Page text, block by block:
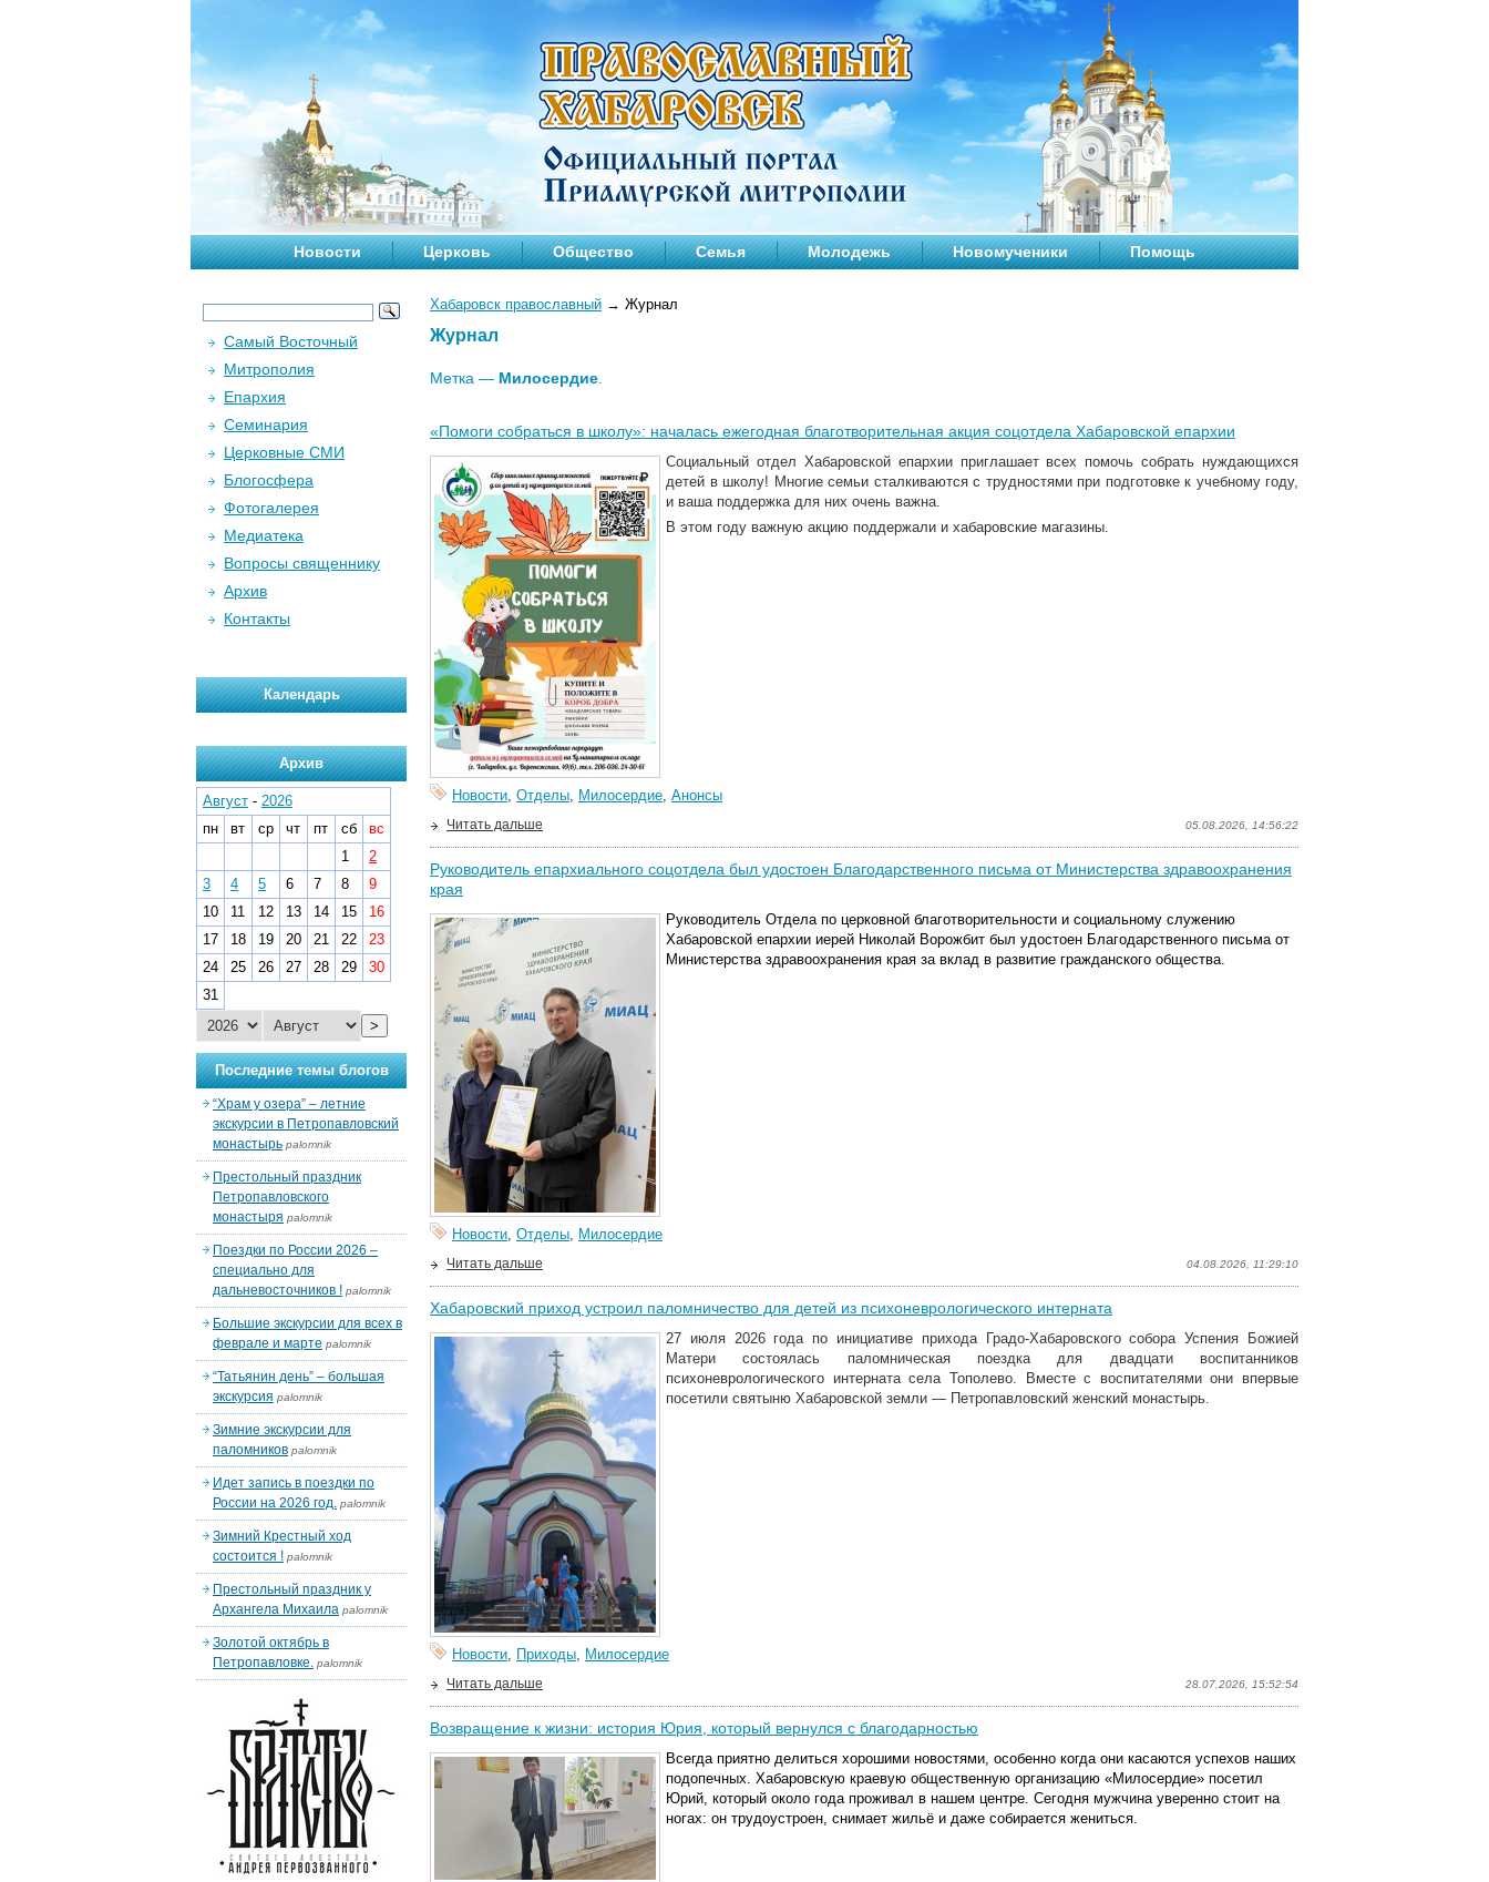
Новости Церковь Общество Семья Молодежь Новомученики Помощь
Хабаровск православный → Журнал
Журнал
Метка — Милосердие
«Помоги собраться в школу»: началась ежегодная благотворительная акция соцотдела Хабаровской епархии
Социальный отдел Хабаровской епархии приглашает всех помочь собрать нуждающихся
детей в школу! Многие семьи сталкиваются с трудностями при подготовке к учебному году,
и ваша поддержка для них очень важна.
В этом году важную акцию поддержали и хабаровские магазины.
Новости, Отделы, Милосердие, Анонсы
05.08.2026, 14:56:22
Читать дальше
Руководитель епархиального соцотдела был удостоен Благодарственного письма от Министерства здравоохранения
края
Руководитель Отдела по церковной благотворительности и социальному служению
Хабаровской епархии иерей Николай Ворожбит был удостоен Благодарственного письма от
Министерства здравоохранения края за вклад в развитие гражданского общества.
Новости, Отделы, Милосердие
04.08.2026, 11:29:10
Читать дальше
Хабаровский приход устроил паломничество для детей из психоневрологического интерната
27 июля 2026 года по инициативе прихода Градо-Хабаровского собора Успения Божией
Матери состоялась паломническая поездка для двадцати воспитанников
психоневрологического интерната села Тополево. Вместе с воспитателями они впервые
посетили святыню Хабаровской земли — Петропавловский женский монастырь.
Новости, Приходы, Милосердие
28.07.2026, 15:52:54
Читать дальше
Возвращение к жизни: история Юрия, который вернулся с благодарностью
Всегда приятно делиться хорошими новостями, особенно когда они касаются успехов наших
подопечных. Хабаровскую краевую общественную организацию «Милосердие» посетил
Юрий, который около года проживал в нашем центре. Сегодня мужчина уверенно стоит на
ногах: он трудоустроен, снимает жильё и даже собирается жениться.
Самый Восточный
Митрополия
Епархия
Семинария
Церковные СМИ
Блогосфера
Фотогалерея
Медиатека
Вопросы священнику
Архив
Контакты
Календарь
Архив
Август - 2026
пн
вт ср чт пт сб
вс
1
2
3
4 5 6 7 8
9
10
11 12 13 14 15
16
17
18 19 20 21 22
23
24
25 26 27 28 29
30
31
>
Последние темы блогов
“Храм у озера” – летние
экскурсии в Петропавловский
монастырь palomnik
Престольный праздник
Петропавловского
монастыря palomnik
Поездки по России 2026 –
специально для
дальневосточников ! palomnik
Большие экскурсии для всех в
феврале и марте palomnik
“Татьянин день” – большая
экскурсия palomnik
Зимние экскурсии для
паломников palomnik
Идет запись в поездки по
России на 2026 год. palomnik
Зимний Крестный ход
состоится ! palomnik
Престольный праздник у
Архангела Михаила palomnik
Золотой октябрь в
Петропавловке. palomnik